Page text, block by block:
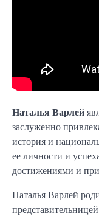
Наталья Варлей
заслуженно
история и
ее личности и
достижениями и
Наталья Варлей